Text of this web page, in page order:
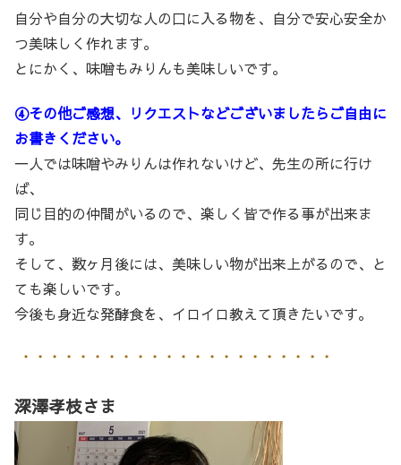
自分や自分の大切な人の口に入る物を、自分で安心安全か
つ美味しく作れます。
とにかく、味噌もみりんも美味しいです。
④その他ご感想、リクエストなどございましたらご自由に
お書きください。
一人では味噌やみりんは作れないけど、先生の所に行け
ば、
同じ目的の仲間がいるので、楽しく皆で作る事が出来ま
す。
そして、数ヶ月後には、美味しい物が出来上がるので、と
ても楽しいです。
今後も身近な発酵食を、イロイロ教えて頂きたいです。
深澤孝枝さま